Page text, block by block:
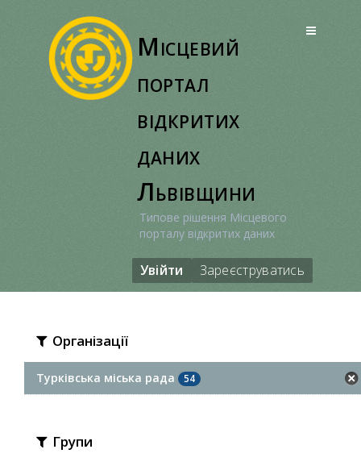
Місцевий
портал
відкритих
даних
Львівщини
Типове рішення Місцевого
порталу відкритих даних
Увійти Зареєструватись
Організації
Турківська міська рада 54
Групи